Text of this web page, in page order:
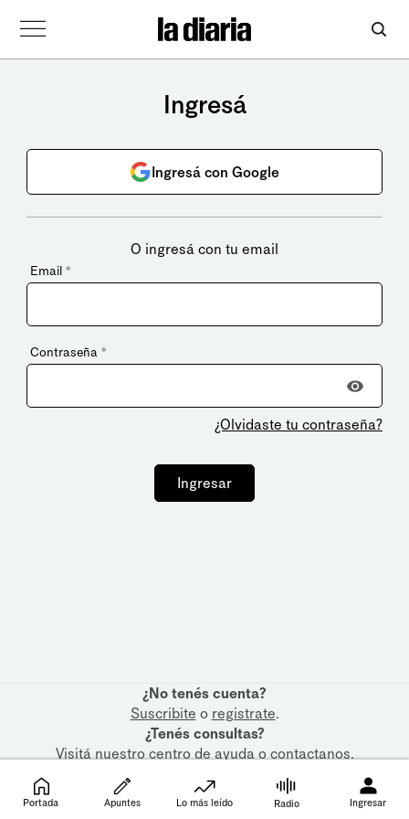
Ingresá
Ingresá con Google
O ingresá con tu email
Email *
Contraseña *
¿Olvidaste tu contraseña?
Ingresar
¿No tenés cuenta?
Suscribite o registrate.
¿Tenés consultas?
Visitá nuestrocentro de ayudaocontactanos.
Portada Apuntes Lo más leído Radio Ingresar